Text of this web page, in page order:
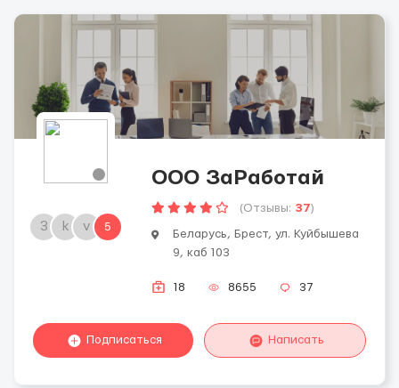
3 k v 5
ООО ЗаРаботай
(Отзывы: 37)
Беларусь, Брест, ул. Куйбышева
9, каб 103
18 8655 37
Подписаться Написать